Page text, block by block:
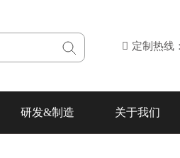
定制热线
研发&制造 关于我们